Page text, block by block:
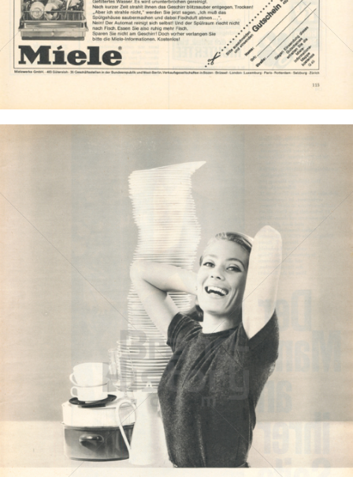
AEG - Electrolux Hausgeräte
Electrolux Hausgeräte GmbH - Markenvertrieb AEG